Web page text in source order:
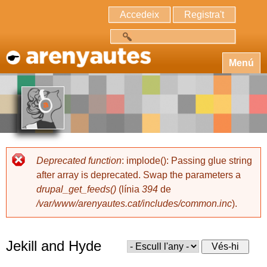
Accedeix Registra't
Menú
Deprecated function: implode(): Passing glue string
after array is deprecated. Swap the parameters a
drupal_get_feeds() (línia 394 de
/var/www/arenyautes.cat/includes/common.inc).
Jekill and Hyde